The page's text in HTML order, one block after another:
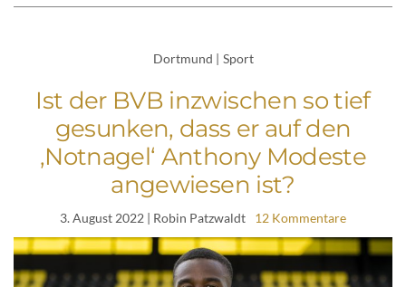
Dortmund | Sport
Ist der BVB inzwischen so tief
gesunken, dass er auf den
‚Notnagel‘ Anthony Modeste
angewiesen ist?
3. August 2022 | Robin Patzwaldt 12 Kommentare